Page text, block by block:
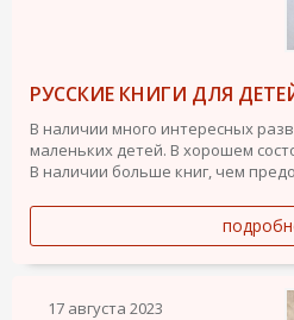
РУССКИЕ КНИГИ ДЛЯ
В наличии много интересных
маленьких детей. В хорошем
В наличии больше книг, чем
17 августа 2023